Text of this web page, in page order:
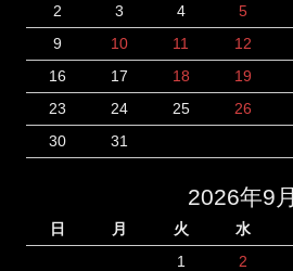
2
3 4 5
9
10 11 12
16
17 18 19
23
24 25 26
30
31
2026年9月
日 月 火 水
1
2